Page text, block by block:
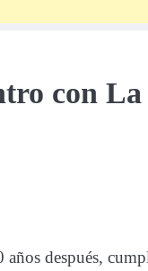
con La
años después,